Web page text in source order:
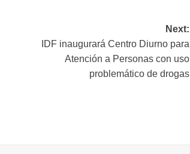
Next:
IDF inaugurará Centro Diurno para
Atención a Personas con uso
problemático de drogas